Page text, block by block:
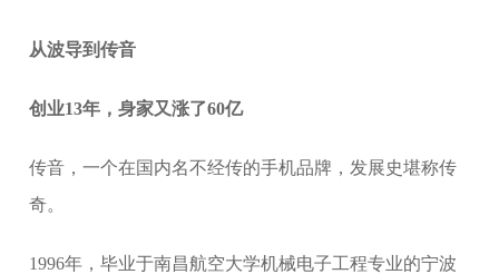
从波导到传音
创业13年，身家又涨了60亿
传音，一个在国内名不经传的手机品牌，发展史堪称传
奇。
1996年，毕业于南昌航空大学机械电子工程专业的宁波